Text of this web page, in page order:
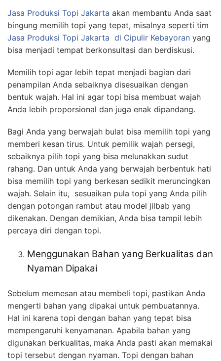
Jasa Produksi Topi Jakarta akan membantu Anda saat
bingung memilih topi yang tepat, misalnya seperti tim
Jasa Produksi Topi Jakarta di Cipulir Kebayoran yang
bisa menjadi tempat berkonsultasi dan berdiskusi.
Memilih topi agar lebih tepat menjadi bagian dari
penampilan Anda sebaiknya disesuaikan dengan
bentuk wajah. Hal ini agar topi bisa membuat wajah
Anda lebih proporsional dan juga enak dipandang.
Bagi Anda yang berwajah bulat bisa memilih topi yang
memberi kesan tirus. Untuk pemilik wajah persegi,
sebaiknya pilih topi yang bisa melunakkan sudut
rahang. Dan untuk Anda yang berwajah berbentuk hati
bisa memilih topi yang berkesan sedikit meruncingkan
wajah. Selain itu, sesuaikan pula topi yang Anda pilih
dengan potongan rambut atau model jilbab yang
dikenakan. Dengan demikian, Anda bisa tampil lebih
percaya diri dengan topi.
Menggunakan Bahan yang Berkualitas dan
Nyaman Dipakai
Sebelum memesan atau membeli topi, pastikan Anda
mengerti bahan yang dipakai untuk pembuatannya.
Hal ini karena topi dengan bahan yang tepat bisa
mempengaruhi kenyamanan. Apabila bahan yang
digunakan berkualitas, maka Anda pasti akan memakai
topi tersebut dengan nyaman. Topi dengan bahan